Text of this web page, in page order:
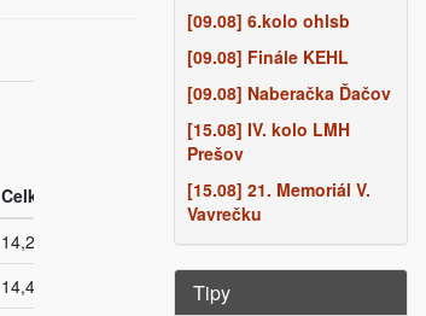
Celkovo
14,25
14,44
[09.08] 6.kolo ohlsb
[09.08] Finále KEHL
[09.08] Naberačka Ďačov
[15.08] IV. kolo LMH
Prešov
[15.08] 21. Memoriál V.
Vavrečku
Tipy